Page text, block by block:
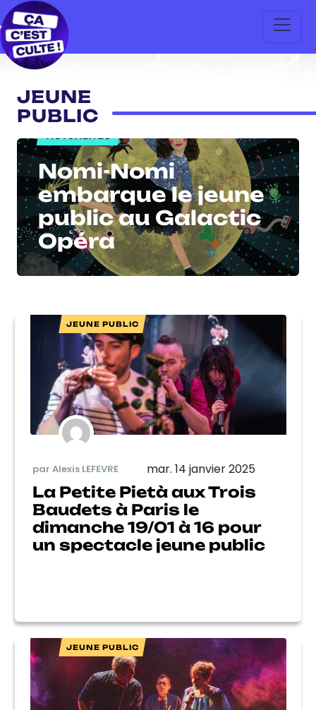
JEUNE
PUBLIC
Nomi-Nomi
embarque le jeune
public au Galactic
Opéra
JEUNE PUBLIC
par Alexis LEFEVRE mar. 14 janvier 2025
La Petite Pietà aux Trois
Baudets à Paris le
dimanche 19/01 à 16 pour
un spectacle jeune public
JEUNE PUBLIC